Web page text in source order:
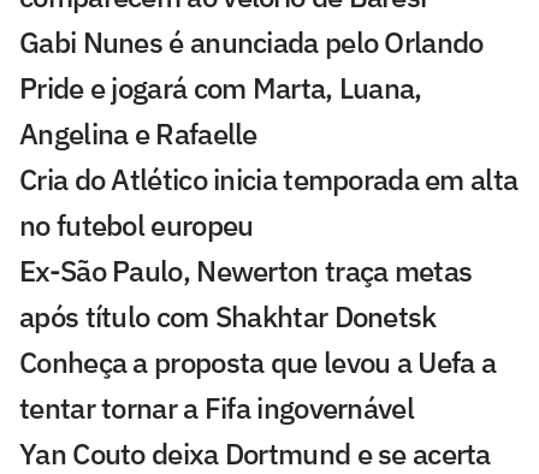
Gabi Nunes é anunciada pelo Orlando
Pride e jogará com Marta, Luana,
Angelina e Rafaelle
Cria do Atlético inicia temporada em alta
no futebol europeu
Ex-São Paulo, Newerton traça metas
após título com Shakhtar Donetsk
Conheça a proposta que levou a Uefa a
tentar tornar a Fifa ingovernável
Yan Couto deixa Dortmund e se acerta